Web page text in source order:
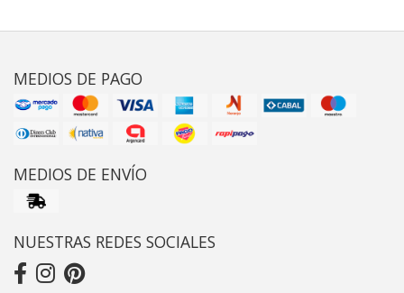
MEDIOS DE PAGO
MEDIOS DE ENVÍO
NUESTRAS REDES SOCIALES